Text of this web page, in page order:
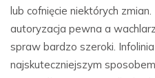
lub cofnięcie niektórych
autoryzacja pewna a
spraw bardzo szeroki.
najskuteczniejszym